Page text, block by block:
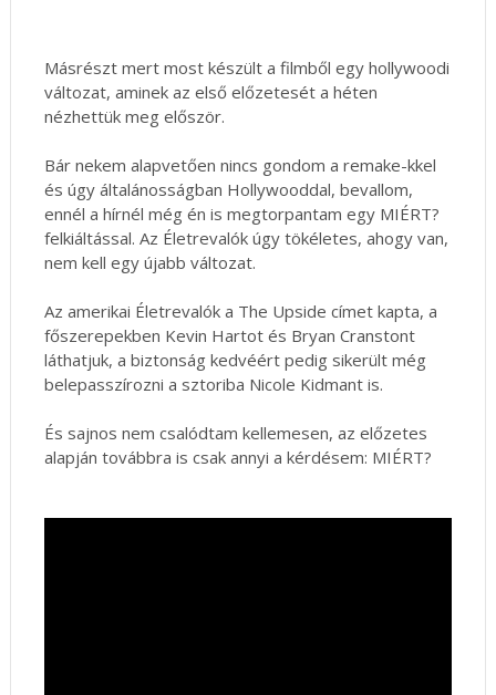
Másrészt mert most készült a filmből egy hollywoodi
változat, aminek az első előzetesét a héten
nézhettük meg először.
Bár nekem alapvetően nincs gondom a remake-kkel
és úgy általánosságban Hollywooddal, bevallom,
ennél a hírnél még én is megtorpantam egy MIÉRT?
felkiáltással. Az Életrevalók úgy tökéletes, ahogy van,
nem kell egy újabb változat.
Az amerikai Életrevalók a The Upside címet kapta, a
főszerepekben Kevin Hartot és Bryan Cranstont
láthatjuk, a biztonság kedvéért pedig sikerült még
belepasszírozni a sztoriba Nicole Kidmant is.
És sajnos nem csalódtam kellemesen, az előzetes
alapján továbbra is csak annyi a kérdésem: MIÉRT?